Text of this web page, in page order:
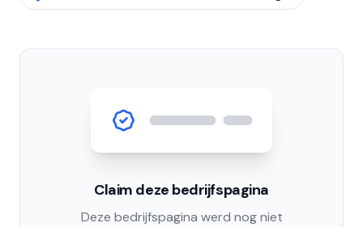
Claim deze bedrijfspagina
Deze bedrijfspagina werd nog niet